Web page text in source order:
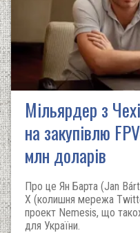
Мільярдер з
на закупівлю
млн доларів
Про це Ян Барта (Jan
X (колишня мережа
проект Nemesis, що
для України.